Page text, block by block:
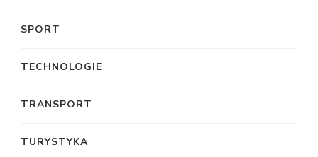
SPORT
TECHNOLOGIE
TRANSPORT
TURYSTYKA